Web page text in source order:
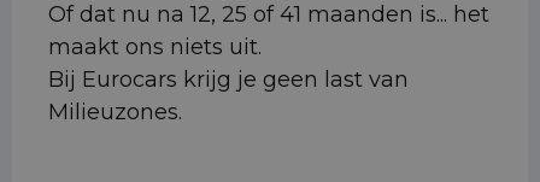
Of dat nu na 12, 25 of 41 maanden is... het
maakt ons niets uit.
Bij Eurocars krijg je geen last van
Milieuzones.